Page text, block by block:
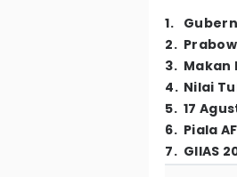
1.
2.
3. Makan
4. Nilai
5. 17
6. Piala
7. GIIAS